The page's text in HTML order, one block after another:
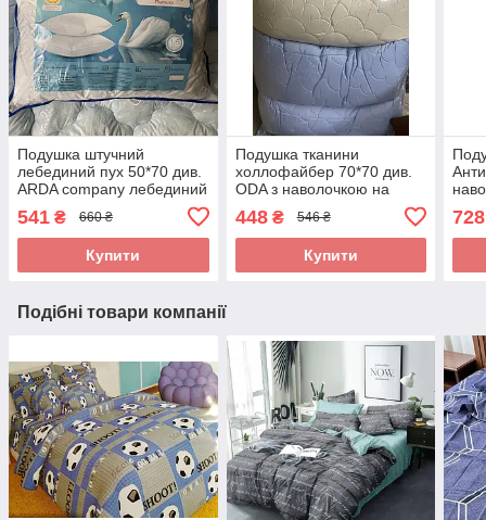
Подушка штучний
лебединий пух 50*70 див.
ARDA company лебединий
пух. Чохол 100% бавовна
541 ₴ 660 ₴
Купити
Подушка тканини
холлофайбер 70*70 див.
ODA з наволочкою на
448₴ 546 ₴
Купити
для
728
Подібні товари компанії